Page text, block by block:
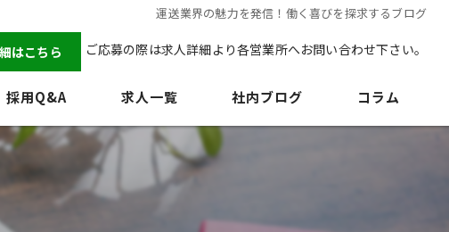
運送業界の魅力を発信！働く喜びを探求するブログ
はこちら ご応募の際は求人詳細より各営業所へお問い合わせ下さい。
採用Q&A 求人一覧 社内ブログ コラム